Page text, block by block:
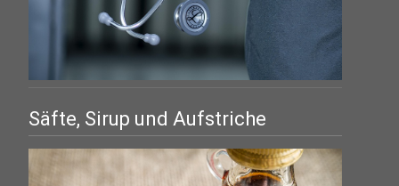
Säfte, Sirup und Aufstriche